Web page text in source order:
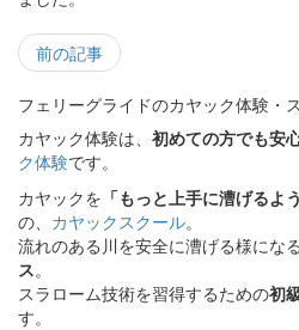
前の記事
フェリーグライドのカヤック体験・
カヤック体験は、 初めての方でも安
ク体験です。
カヤックを 「もっと上手に漕げるよ
の、 カヤックスクール。
流れのある川を安全に漕げる様にな
ス。
スラローム技術を習得するための初
す。